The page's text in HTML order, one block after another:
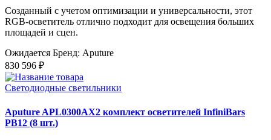
Созданный с учетом оптимизации и универсальности, этот
RGB-осветитель отлично подходит для освещения больших
площадей и сцен.
Ожидается Бренд: Aputure
830 596 ₽
Светодиодные светильники
Aputure APL0300AX2 комплект осветителей InfiniBars
PB12 (8 шт.)